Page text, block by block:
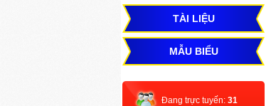
TÀI LIỆU
MẪU BIỂU
Đang trực tuyến: 31